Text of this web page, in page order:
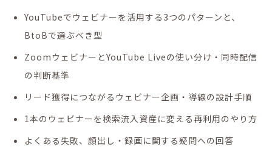
YouTubeでウェビナーを活用する3つのパターンと、
BtoBで選ぶべき型
ZoomウェビナーとYouTube Liveの使い分け・同時配信
の判断基準
リード獲得につながるウェビナー企画・導線の設計手順
1本のウェビナーを検索流入資産に変える再利用のやり方
よくある失敗、顔出し・録画に関する疑問への回答